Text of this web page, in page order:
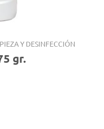
Y DESINFECCIÓN
gr.